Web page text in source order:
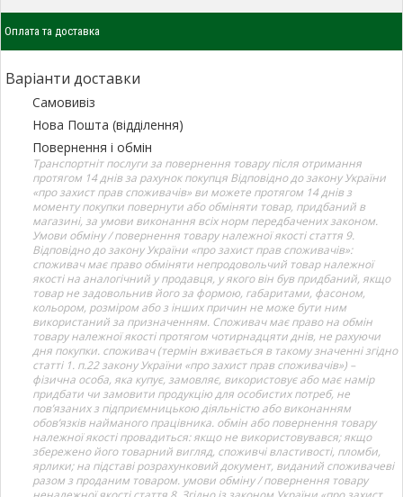
Оплата та доставка
Варіанти доставки
Самовивіз
Нова Пошта (відділення)
Повернення і обмін
Транспортніт послуги за повернення товару після отримання
протягом 14 днів за рахунок покупця Відповідно до закону України
«про захист прав споживачів» ви можете протягом 14 днів з
моменту покупки повернути або обміняти товар, придбаний в
магазині, за умови виконання всіх норм передбачених законом.
Умови обміну / повернення товару належної якості стаття 9.
Відповідно до закону України «про захист прав споживачів»:
споживач має право обміняти непродовольчий товар належної
якості на аналогічний у продавця, у якого він був придбаний, якщо
товар не задовольнив його за формою, габаритами, фасоном,
кольором, розміром або з інших причин не може бути ним
використаний за призначенням. Споживач має право на обмін
товару належної якості протягом чотирнадцяти днів, не рахуючи
дня покупки. споживач (термін вживається в такому значенні згідно
статті 1. п.22 закону України «про захист прав споживачів») –
фізична особа, яка купує, замовляє, використовує або має намір
придбати чи замовити продукцію для особистих потреб, не
пов’язаних з підприємницькою діяльністю або виконанням
обов’язків найманого працівника. обмін або повернення товару
належної якості провадиться: якщо не використовувався; якщо
збережено його товарний вигляд, споживчі властивості, пломби,
ярлики; на підставі розрахунковий документ, виданий споживачеві
разом з проданим товаром. умови обміну / повернення товару